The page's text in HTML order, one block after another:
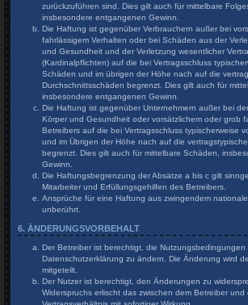
zurückzuführen sind. Dies gilt auch für mittelbare
insbesondere entgangenen Gewinn.
Die Haftung ist gegenüber Verbrauchern außer bei
fahrlässigem Verhalten oder bei Schäden aus der
und Gesundheit und der Verletzung wesentlicher
(Kardinalpflichten) auf die bei Vertragsschluss
Schäden und im übrigen der Höhe nach auf die
Durchschnittsschäden begrenzt. Dies gilt auch für
insbesondere entgangenen Gewinn.
Die Haftung ist gegenüber Unternehmern außer bei
Körper und Gesundheit oder vorsätzlichem oder grob
Betreibers auf die bei Vertragsschluss typischerweise
und im Übrigen der Höhe nach auf die
begrenzt. Dies gilt auch für mittelbare Schäden,
Gewinn.
Die Haftungsbegrenzung der Absätze a bis c gilt
Mitarbeiter und Erfüllungsgehilfen des Betreibers.
Ansprüche für eine Haftung aus zwingendem
unberührt.
6. ÄNDERUNGSVORBEHALT
Der Betreiber ist berechtigt, die Nutzungsbedingungen
Datenschutzerklärung zu ändern. Die Änderung wird
mitgeteilt.
Der Nutzer ist berechtigt, den Änderungen zu
Widerspruchs erlischt das zwischen dem Betreiber